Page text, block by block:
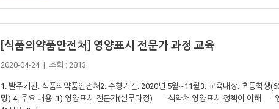
[식품의약품안전처] 영양표시 전문가 과정 교육
2020-04-24 | 조회 : 2813
1. 발주기관: 식품의약품안전처2. 수행기간: 2020년 5월~11월3. 교육대상: 초등학생
명) 4. 주요 내용 1) 영양표시 전문가(실무과정) - 식약처 영양표시 정책이 이해 -